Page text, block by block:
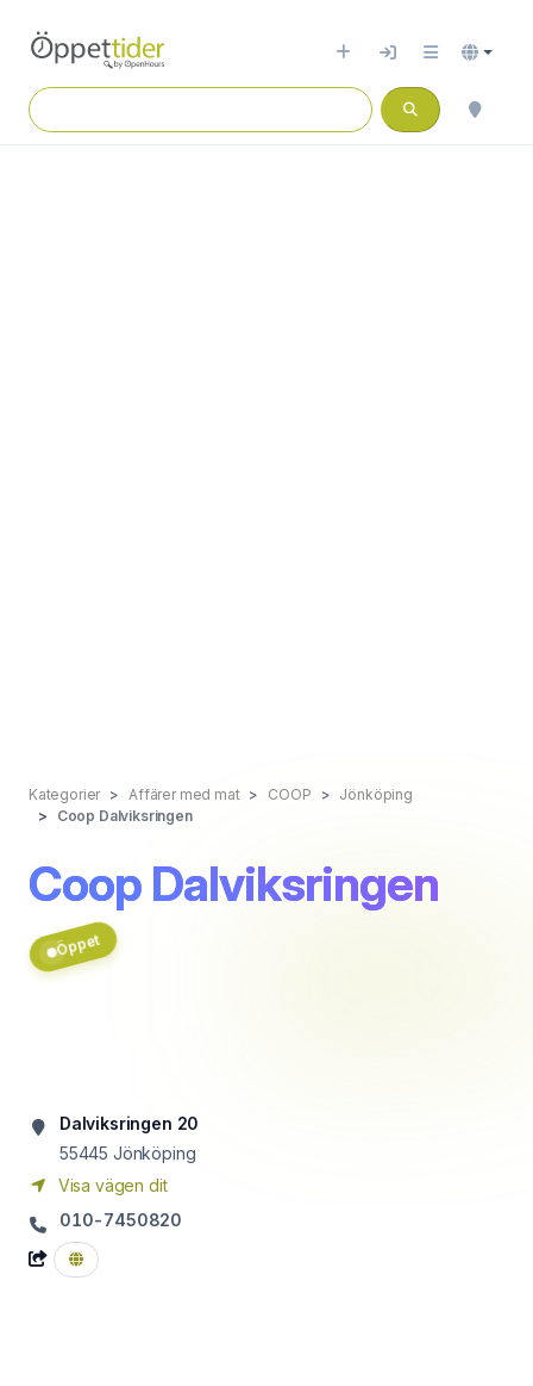
Kategorier Affärer med mat COOP
Jönköping
Coop Dalviksringen
Coop Dalviksringen
Öppet
Dalviksringen 20
55445 Jönköping
Visa vägen dit
010-7450820